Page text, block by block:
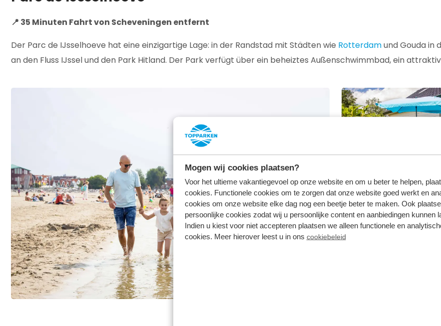
Mogen wij cookies plaatsen?
Voor het ultieme vakantiegevoel op onze website en om u beter te helpen,
cookies. Functionele cookies om te zorgen dat onze website goed werkt en
cookies om onze website elke dag nog een beetje beter te maken. Ook
persoonlijke cookies zodat wij u persoonlijke content en aanbiedingen kunnen
Indien u kiest voor niet accepteren plaatsen we alleen functionele en
cookies. Meer hierover leest u in ons cookiebeleid
📍 35 Minuten Fahrt von Scheveningen entfernt
Der Parc de IJsselhoeve hat eine einzigartige Lage: in der Randstad mit Städten wie Rotterdamund Gouda in
an den Fluss IJssel und den Park Hitland. Der Park verfügt über ein beheiztes Außenschwimmbad, ein